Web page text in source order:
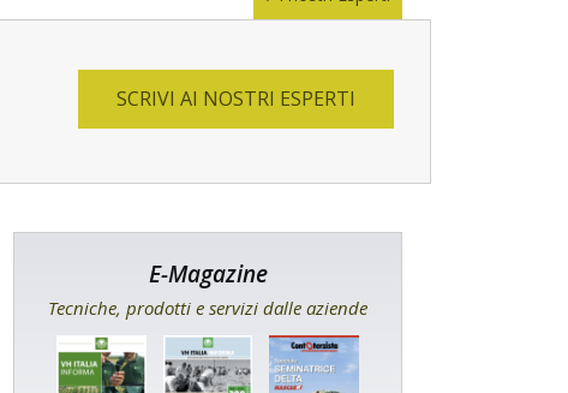
SCRIVI AI NOSTRI ESPERTI
E-Magazine
Tecniche, prodotti e servizi dalle aziende